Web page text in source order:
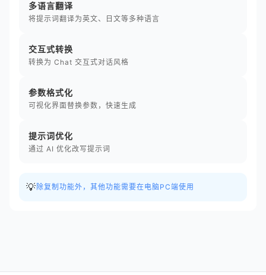
多语言翻译
将提示词翻译为英文、日文等多种语言
交互式转换
转换为 Chat 交互式对话风格
参数格式化
可视化界面替换参数，快速生成
提示词优化
通过 AI 优化改写提示词
💡 除复制功能外，其他功能需要在电脑PC端使用